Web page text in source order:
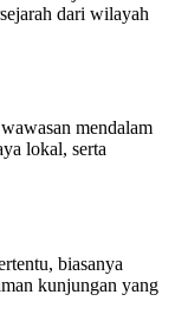
dari wilayah
mendalam
lokal, serta
biasanya
kunjungan yang